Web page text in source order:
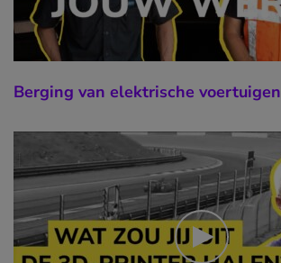
Berging van elektrische voertuigen